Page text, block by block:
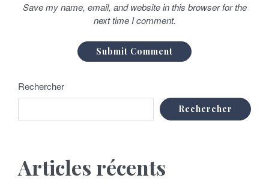
lSave my name, email, and website in this browser for the
next time I comment.
Rechercher
Rechercher
Articles récents